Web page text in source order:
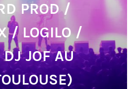
PROD /
/ LOGILO /
JOF AU